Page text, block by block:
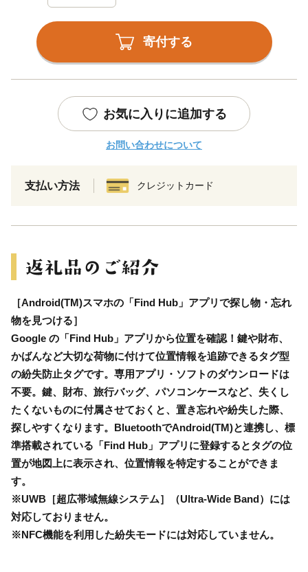
寄付する
お気に入りに追加する
お問い合わせについて
支払い方法 クレジットカード
［Android(TM)スマホの「Find Hub」アプリで探し物・忘れ
物を見つける］
Google の「Find Hub」アプリから位置を確認！鍵や財布、
かばんなど大切な荷物に付けて位置情報を追跡できるタグ型
の紛失防止タグです。専用アプリ・ソフトのダウンロードは
不要。鍵、財布、旅行バッグ、パソコンケースなど、失くし
たくないものに付属させておくと、置き忘れや紛失した際、
探しやすくなります。BluetoothでAndroid(TM)と連携し、標
準搭載されている「Find Hub」アプリに登録するとタグの位
置が地図上に表示され、位置情報を特定することができま
す。
※UWB［超広帯域無線システム］（Ultra-Wide Band）には
対応しておりません。
※NFC機能を利用した紛失モードには対応していません。